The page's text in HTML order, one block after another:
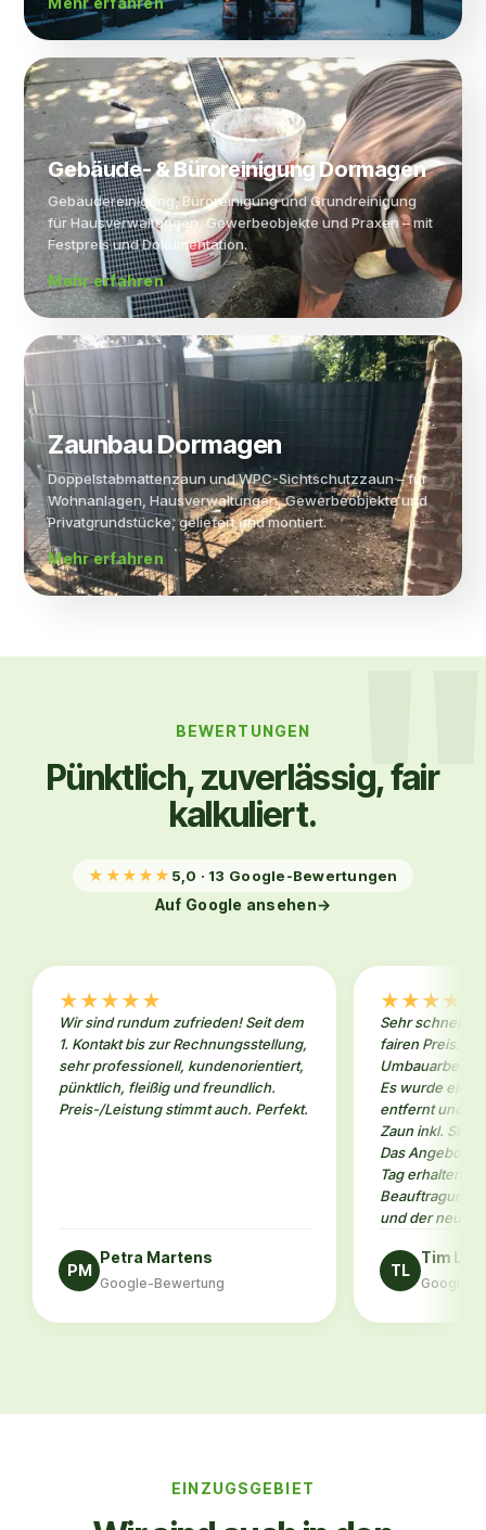
Gebäude- & Büro­reinigung Dormagen
Gebäudereinigung, Büroreinigung und Grundreinigung
für Hausverwaltungen, Gewerbeobjekte und Praxen – mit
Festpreis und Dokumentation.
Mehr erfahren
Zaun­bau Dormagen
Doppelstabmattenzaun und WPC-Sichtschutzzaun – für
Wohnanlagen, Hausverwaltungen, Gewerbeobjekte und
Privatgrundstücke, geliefert und montiert.
Mehr erfahren
BEWERTUNGEN
Pünktlich, zuverlässig, fair
kalkuliert.
★ ★★★★ 5,0 · 13 Google-Bewertungen
Auf Google ansehen→
★★★★★
Wir sind rundum zufrieden! Seit dem
1. Kontakt bis zur Rechnungsstellung,
sehr professionell, kundenorientiert,
pünktlich, fleißig und freundlich.
Preis-/Leistung stimmt auch. Perfekt.
PM
Petra Martens
Google-Bewertung
★★★★
Sehr schneller
fairen Preis.
Es wurde eine
entfernt und
Zaun inkl.
Das Angebot
Tag erhalten.
Beauftragung
und der neue
TL
Tim
Google-
EINZUGSGEBIET